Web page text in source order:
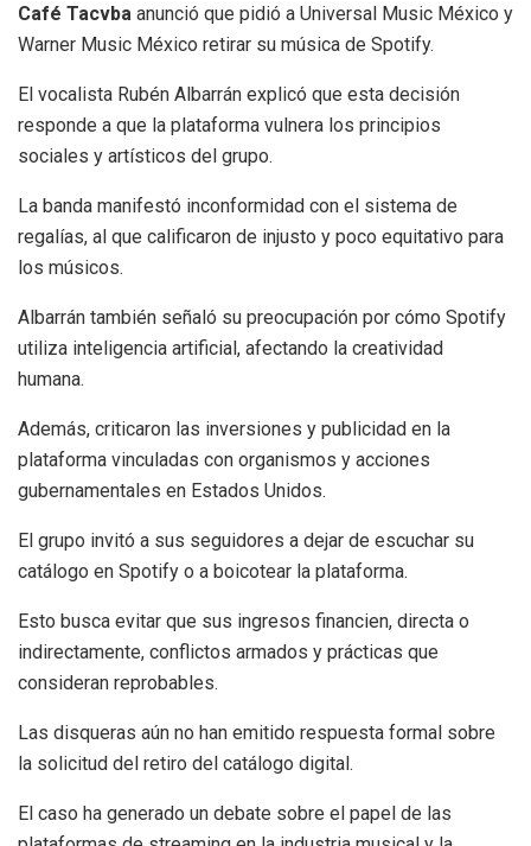
Café Tacvba anunció que pidió a Universal Music México y
Warner Music México retirar su música de Spotify.
El vocalista Rubén Albarrán explicó que esta decisión
responde a que la plataforma vulnera los principios
sociales y artísticos del grupo.
La banda manifestó inconformidad con el sistema de
regalías, al que calificaron de injusto y poco equitativo para
los músicos.
Albarrán también señaló su preocupación por cómo Spotify
utiliza inteligencia artificial, afectando la creatividad
humana.
Además, criticaron las inversiones y publicidad en la
plataforma vinculadas con organismos y acciones
gubernamentales en Estados Unidos.
El grupo invitó a sus seguidores a dejar de escuchar su
catálogo en Spotify o a boicotear la plataforma.
Esto busca evitar que sus ingresos financien, directa o
indirectamente, conflictos armados y prácticas que
consideran reprobables.
Las disqueras aún no han emitido respuesta formal sobre
la solicitud del retiro del catálogo digital.
El caso ha generado un debate sobre el papel de las